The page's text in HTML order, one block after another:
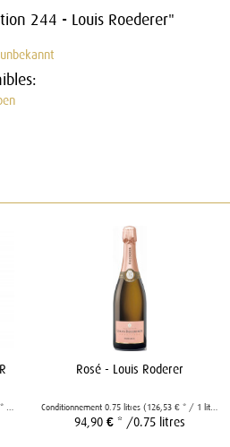
244 - Louis Roederer"
Rosé - Louis Roderer
Conditionnement 0.75 litres (126,53 € * / 1 litres)
94,90 € * /0.75 litres